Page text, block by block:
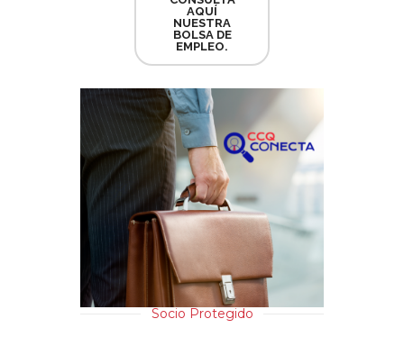
AQUÍ
NUESTRA
BOLSA DE
EMPLEO.
Socio Protegido